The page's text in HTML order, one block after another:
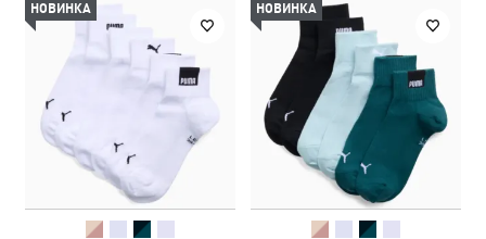
НОВИНКА НОВИНКА